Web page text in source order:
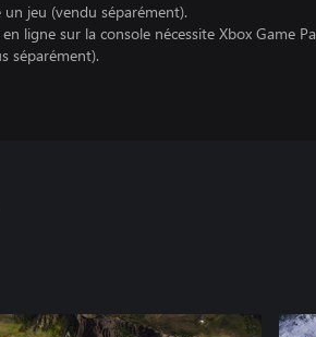
jeu (vendu séparément).
ligne sur la console nécessite Xbox Game
séparément).